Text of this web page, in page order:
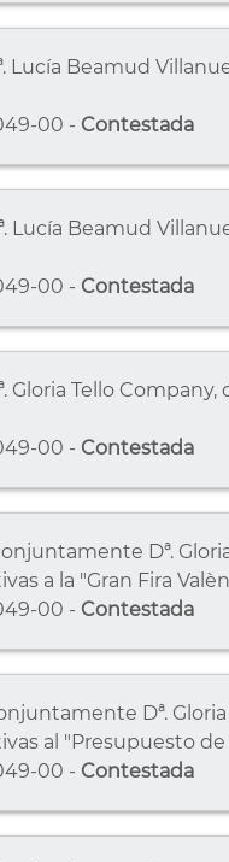
Beamud
00 - Contestada
Beamud
00 - Contestada
Tello
00 - Contestada
Dª.
a la "Gran Fira
00 - Contestada
Dª.
al "Presupuesto de
00 - Contestada